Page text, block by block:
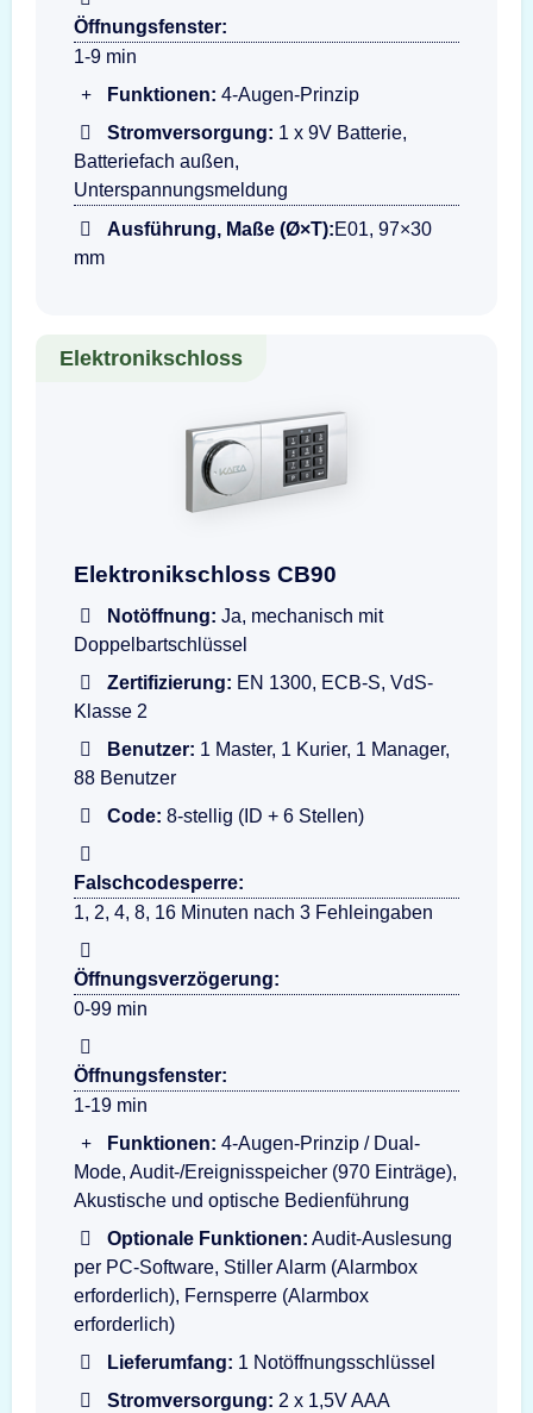
Öffnungsfenster:
1-9 min
Funktionen: 4-Augen-Prinzip
Stromversorgung: 1 x 9V Batterie,
Batteriefach außen,
Unterspannungsmeldung
Ausführung, Maße (Ø×T):E01, 97×30
mm
Elektronikschloss
Darstellung der Eingabeeinheit dormakaba
Elektronikschloss CB90
Notöffnung: Ja, mechanisch mit
Doppelbartschlüssel
Zertifizierung: EN 1300, ECB-S, VdS-
Klasse 2
Benutzer: 1 Master, 1 Kurier, 1 Manager,
88 Benutzer
Code: 8-stellig (ID + 6 Stellen)
Falschcodesperre:
1, 2, 4, 8, 16 Minuten nach 3 Fehleingaben
Öffnungsverzögerung:
0-99 min
Öffnungsfenster:
1-19 min
Funktionen: 4-Augen-Prinzip / Dual-
Mode, Audit-/Ereignisspeicher (970 Einträge),
Akustische und optische Bedienführung
Optionale Funktionen: Audit-Auslesung
per PC-Software, Stiller Alarm (Alarmbox
erforderlich), Fernsperre (Alarmbox
erforderlich)
Lieferumfang: 1 Notöffnungsschlüssel
Stromversorgung: 2 x 1,5V AAA